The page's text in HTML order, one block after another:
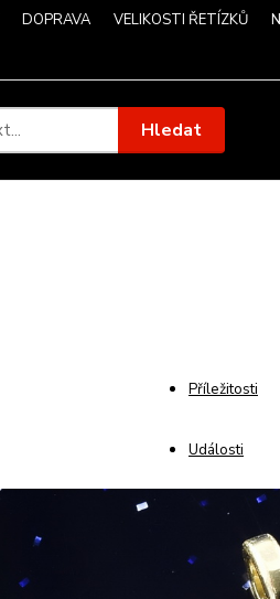
DOPRAVA VELIKOSTI ŘETÍZKŮ
Hledat
Příležitosti
Události